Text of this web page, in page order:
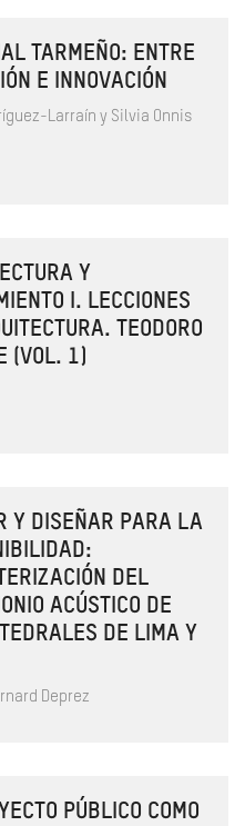
TARMEÑO: ENTRE
E INNOVACIÓN
Larraín y Silvia Onnis
Y
I. LECCIONES
TEODORO
(VOL. 1)
Y DISEÑAR PARA LA
DEL
ACÚSTICO DE
DE LIMA Y
Deprez
PÚBLICO COMO